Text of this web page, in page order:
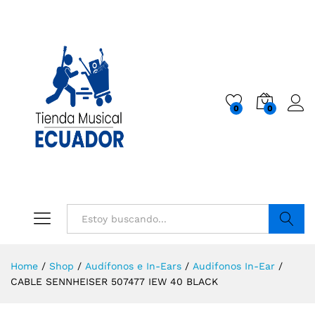
0 0
Home / Shop / Audífonos e In-Ears / Audifonos In-Ear /
CABLE SENNHEISER 507477 IEW 40 BLACK